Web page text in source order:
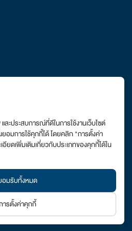
ลฟ์ ดีเวลลอปเมนท์ จำกัด (มหาชน)
ความเป็นส่วนตัว
ละประสบการณ์ที่ดีในการใช้งานเว็บไซต์
อมการใช้คุกกี้ได้ โดยคลิก "การตั้งค่า
ยดเพิ่มเติมเกี่ยวกับประเภทของคุกกี้ได้ใน
มรับทั้งหมด
ารตั้งค่าคุกกี้